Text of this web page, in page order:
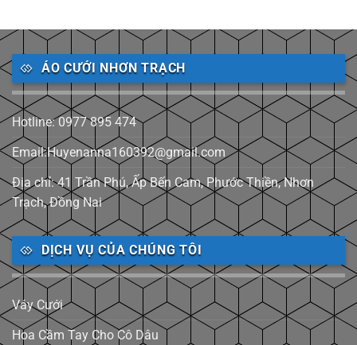
ÁO CƯỚI NHƠN TRẠCH
Hotline: 0977 895 474
Email:Huyenanna160392@gmail.com
Địa chỉ: 41 Trần Phú, Ấp Bến Cam, Phước Thiền, Nhơn
Trạch, Đồng Nai
DỊCH VỤ CỦA CHÚNG TÔI
Váy Cưới
Hoa Cầm Tay Cho Cô Dâu